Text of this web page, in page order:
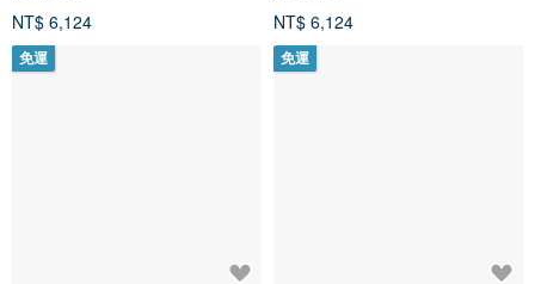
NT$ 6,124
NT$ 6,124
免運 免運